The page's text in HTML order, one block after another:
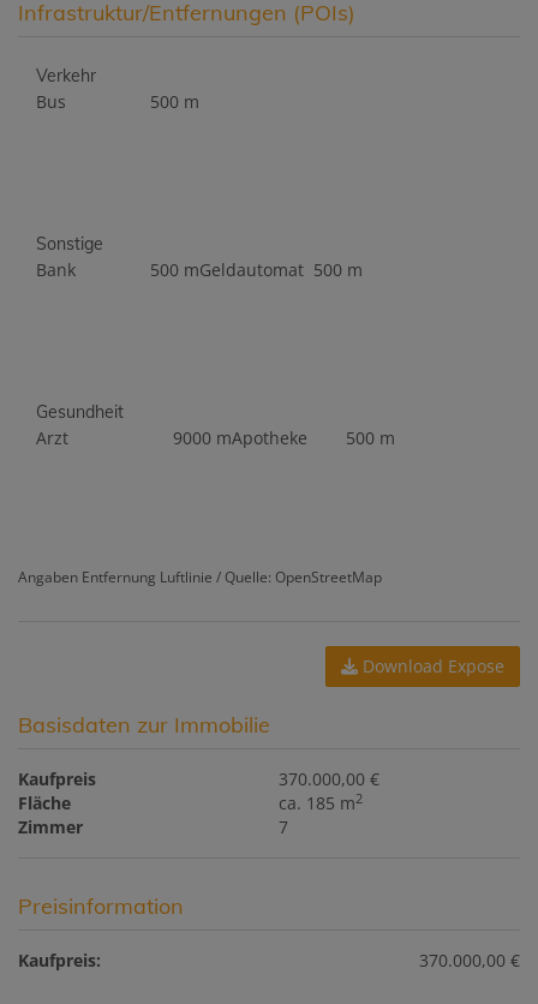
Infrastruktur/Entfernungen (POIs)
Verkehr
Bus 500 m
Sonstige
Bank 500 mGeldautomat 500 m
Gesundheit
Arzt 9000 mApotheke 500 m
Angaben Entfernung Luftlinie / Quelle: OpenStreetMap
Download Expose
Basisdaten zur Immobilie
Kaufpreis
370.000,00 €
Fläche
ca. 185 m2
Zimmer 7
Preisinformation
Kaufpreis: 370.000,00 €